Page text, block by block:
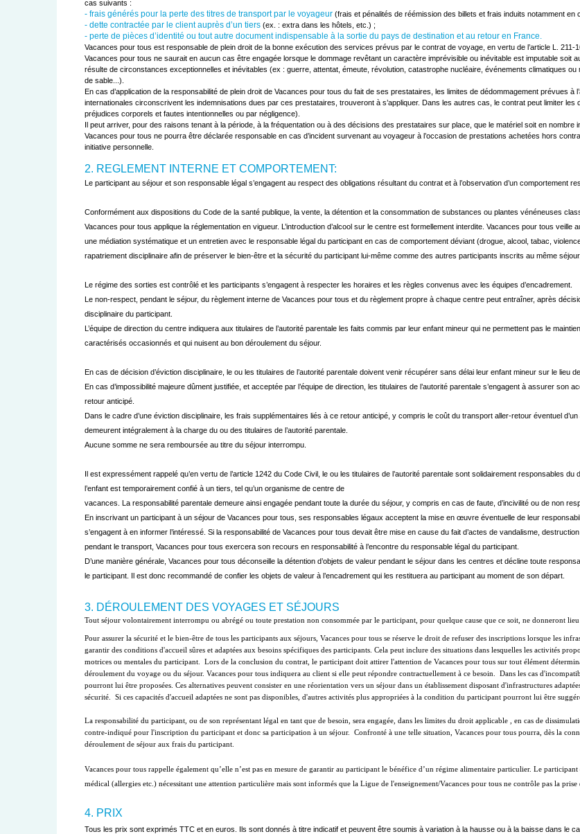
- frais générés pour la perte des titres de transport par le voyageur
- dette contractée par le client auprès d’un tiers
- perte de pièces d’identité ou tout autre document indispensable à la sortie du pays de destination et au retour en France.
Vacances pour tous est responsable de plein droit de la bonne exécution des services prévus par le contrat de voyage, en vertu de l’article L.
Vacances pour tous ne saurait en aucun cas être engagée lorsque le dommage revêtant un caractère imprévisible ou inévitable est imputable
résulte de circonstances exceptionnelles et inévitables (ex : guerre, attentat, émeute, révolution, catastrophe nucléaire, événements climatiques
de sable...).
En cas d’application de la responsabilité de plein droit de Vacances pour tous du fait de ses prestataires, les limites de dédommagement prévues
internationales circonscrivent les indemnisations dues par ces prestataires, trouveront à s’appliquer. Dans les autres cas, le contrat peut limiter
préjudices corporels et fautes intentionnelles ou par négligence).
Il peut arriver, pour des raisons tenant à la période, à la fréquentation ou à des décisions des prestataires sur place, que le matériel soit en
Vacances pour tous ne pourra être déclarée responsable en cas d’incident survenant au voyageur à l’occasion de prestations achetées hors
initiative personnelle.
2. REGLEMENT INTERNE ET COMPORTEMENT:
Le participant au séjour et son responsable légal s’engagent au respect des obligations résultant du contrat et à l’observation d’un comportement
Conformément aux dispositions du Code de la santé publique, la vente, la détention et la consommation de substances ou plantes vénéneuses
Vacances pour tous applique la réglementation en vigueur. L’introduction d’alcool sur le centre est formellement interdite. Vacances pour tous
une médiation systématique et un entretien avec le responsable légal du participant en cas de comportement déviant (drogue, alcool, tabac,
rapatriement disciplinaire afin de préserver le bien-être et la sécurité du participant lui-même comme des autres participants inscrits au même séjour.
Le régime des sorties est contrôlé et les participants s’engagent à respecter les horaires et les règles convenus avec les équipes d’encadrement.
Le non-respect, pendant le séjour, du règlement interne de Vacances pour tous et du règlement propre à chaque centre peut entraîner, après
disciplinaire du participant.
L’équipe de direction du centre indiquera aux titulaires de l’autorité parentale les faits commis par leur enfant mineur qui ne permettent pas le
caractérisés occasionnés et qui nuisent au bon déroulement du séjour.
En cas de décision d’éviction disciplinaire, le ou les titulaires de l’autorité parentale doivent venir récupérer sans délai leur enfant mineur sur le lieu
En cas d’impossibilité majeure dûment justifiée, et acceptée par l’équipe de direction, les titulaires de l’autorité parentale s’engagent à assurer son
retour anticipé.
Dans le cadre d’une éviction disciplinaire, les frais supplémentaires liés à ce retour anticipé, y compris le coût du transport aller-retour éventuel
demeurent intégralement à la charge du ou des titulaires de l’autorité parentale.
Aucune somme ne sera remboursée au titre du séjour interrompu.
Il est expressément rappelé qu’en vertu de l’article 1242 du Code Civil, le ou les titulaires de l’autorité parentale sont solidairement responsables
l’enfant est temporairement confié à un tiers, tel qu’un organisme de centre de
vacances. La responsabilité parentale demeure ainsi engagée pendant toute la durée du séjour, y compris en cas de faute, d’incivilité ou de non
En inscrivant un participant à un séjour de Vacances pour tous, ses responsables légaux acceptent la mise en œuvre éventuelle de leur
s’engagent à en informer l’intéressé. Si la responsabilité de Vacances pour tous devait être mise en cause du fait d’actes de vandalisme,
pendant le transport, Vacances pour tous exercera son recours en responsabilité à l’encontre du responsable légal du participant.
D’une manière générale, Vacances pour tous déconseille la détention d’objets de valeur pendant le séjour dans les centres et décline toute
le participant. Il est donc recommandé de confier les objets de valeur à l’encadrement qui les restituera au participant au moment de son départ.
3. DÉROULEMENT DES VOYAGES ET SÉJOURS
Pour assurer la sécurité et le bien-être de tous les participants aux séjours, Vacances pour tous se réserve le droit de refuser des inscriptions lorsque les
garantir des conditions d'accueil sûres et adaptées aux besoins spécifiques des participants. Cela peut inclure des situations dans lesquelles les activités
motrices ou mentales du participant.  Lors de la conclusion du contrat, le participant doit attirer l'attention de Vacances pour tous sur tout élément
déroulement du voyage ou du séjour. Vacances pour tous indiquera au client si elle peut répondre contractuellement à ce besoin.  Dans les cas
pourront lui être proposées. Ces alternatives peuvent consister en une réorientation vers un séjour dans un établissement disposant d'infrastructures
sécurité.  Si ces capacités d'accueil adaptées ne sont pas disponibles, d'autres activités plus appropriées à la condition du participant pourront lui être
La responsabilité du participant, ou de son représentant légal en tant que de besoin, sera engagée, dans les limites du droit applicable , en cas de
contre-indiqué pour l'inscription du participant et donc sa participation à un séjour.  Confronté à une telle situation, Vacances pour tous pourra, dès la
déroulement de séjour aux frais du participant.
Vacances pour tous rappelle également qu’elle n’est pas en mesure de garantir au participant le bénéfice d’un régime alimentaire particulier. Le
médical (allergies etc.) nécessitant une attention particulière mais sont informés que la Ligue de l'enseignement/Vacances pour tous ne contrôle pas la
4. PRIX
Tous les prix sont exprimés TTC et en euros. Ils sont donnés à titre indicatif et peuvent être soumis à variation à la hausse ou à la baisse dans le